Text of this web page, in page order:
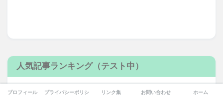
人気記事ランキング（テスト中）
プロフィール プライバシーポリシー リンク集 お問い合わせ ホーム